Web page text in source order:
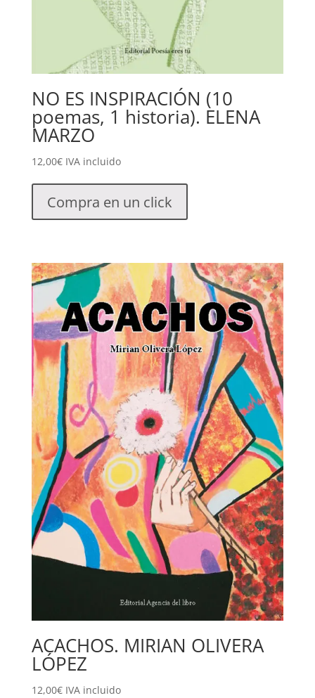
NO ES INSPIRACIÓN (10
poemas, 1 historia). ELENA
MARZO
12,00€ IVA incluido
Compra en un click
ACACHOS. MIRIAN OLIVERA
LÓPEZ
12,00€ IVA incluido